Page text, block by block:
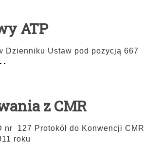
ATP
Dzienniku Ustaw pod pozycją 667
z CMR
nr 127 Protokół do Konwencji CMR
roku